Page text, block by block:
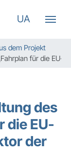
UA
dem Projekt
für die EU-
des
die EU-
der